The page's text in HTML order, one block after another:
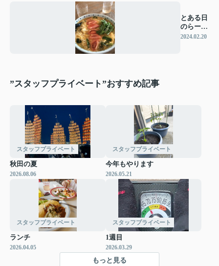
とある日
のらーめ
ん
2024.02.20
”スタッフプライベート”おすすめ記事
スタッフプライベート
秋田の夏
2026.08.06
スタッフプライベート
今年もやります
2026.05.21
スタッフプライベート
ランチ
2026.04.05
スタッフプライベート
1週目
2026.03.29
もっと見る